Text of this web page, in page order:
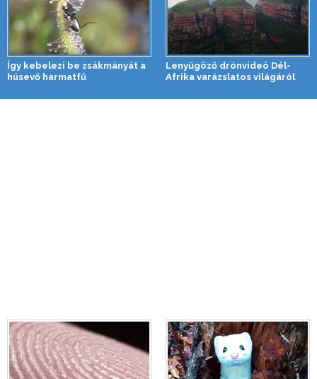
Így kebelezi be zsákmányát a
húsevő harmatfű
Lenyűgöző drónvideó Dél-
Afrika varázslatos világáról